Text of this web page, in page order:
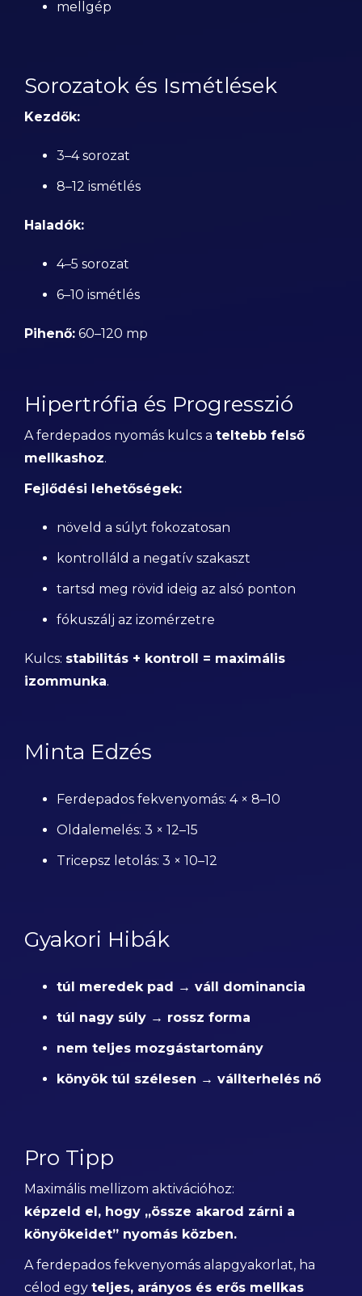
mellgép
Sorozatok és Ismétlések
Kezdők:
3–4 sorozat
8–12 ismétlés
Haladók:
4–5 sorozat
6–10 ismétlés
Pihenő: 60–120 mp
Hipertrófia és Progresszió
A ferdepados nyomás kulcs a teltebb felső
mellkashoz.
Fejlődési lehetőségek:
növeld a súlyt fokozatosan
kontrolláld a negatív szakaszt
tartsd meg rövid ideig az alsó ponton
fókuszálj az izomérzetre
Kulcs: stabilitás + kontroll = maximális
izommunka.
Minta Edzés
Ferdepados fekvenyomás: 4 × 8–10
Oldalemelés: 3 × 12–15
Tricepsz letolás: 3 × 10–12
Gyakori Hibák
túl meredek pad → váll dominancia
túl nagy súly → rossz forma
nem teljes mozgástartomány
könyök túl szélesen → vállterhelés nő
Pro Tipp
Maximális mellizom aktivációhoz:
képzeld el, hogy „össze akarod zárni a
könyökeidet” nyomás közben.
A ferdepados fekvenyomás alapgyakorlat, ha
célod egy teljes, arányos és erős mellkas